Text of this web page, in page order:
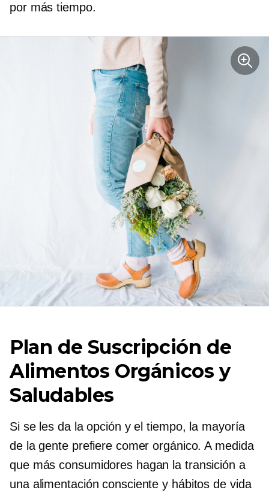
por más tiempo.
Plan de Suscripción de
Alimentos Orgánicos y
Saludables
Si se les da la opción y el tiempo, la mayoría
de la gente prefiere comer orgánico. A medida
que más consumidores hagan la transición a
una alimentación consciente y hábitos de vida